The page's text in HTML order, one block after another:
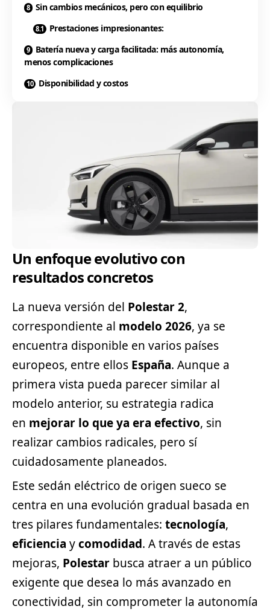
Sin cambios mecánicos, pero con equilibrio
Prestaciones impresionantes:
Batería nueva y carga facilitada: más autonomía,
menos complicaciones
Disponibilidad y costos
Un enfoque evolutivo con
resultados concretos
La nueva versión del Polestar 2,
correspondiente al modelo 2026, ya se
encuentra disponible en varios países
europeos, entre ellos España. Aunque a
primera vista pueda parecer similar al
modelo anterior, su estrategia radica
en mejorar lo que ya era efectivo, sin
realizar cambios radicales, pero sí
cuidadosamente planeados.
Este sedán eléctrico de origen sueco se
centra en una evolución gradual basada en
tres pilares fundamentales: tecnología,
eficiencia ycomodidad. A través de estas
mejoras, Polestar busca atraer a un público
exigente que desea lo más avanzado en
conectividad, sin comprometer la autonomía